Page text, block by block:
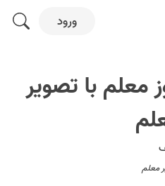
ورود
معلم با تصویر
معلم